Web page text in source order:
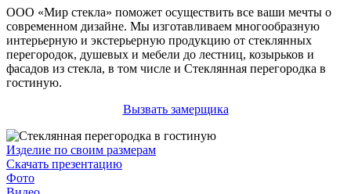
ООО «Мир стекла» поможет осуществить все ваши мечты о
современном дизайне. Мы изготавливаем многообразную
интерьерную и экстерьерную продукцию от стеклянных
перегородок, душевых и мебели до лестниц, козырьков и
фасадов из стекла, в том числе и Стеклянная перегородка в
гостиную.
Вызвать замерщика
Изделие по своим размерам
Скачать презентацию
Фото